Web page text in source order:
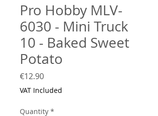
Pro Hobby MLV-
6030 - Mini Truck
10 - Baked Sweet
Potato
€12.90Price
VAT Included
Quantity *